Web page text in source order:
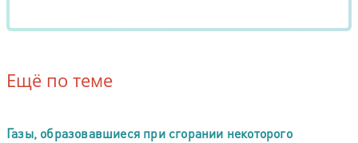
Ещё по теме
Газы, образовавшиеся при сгорании некоторого